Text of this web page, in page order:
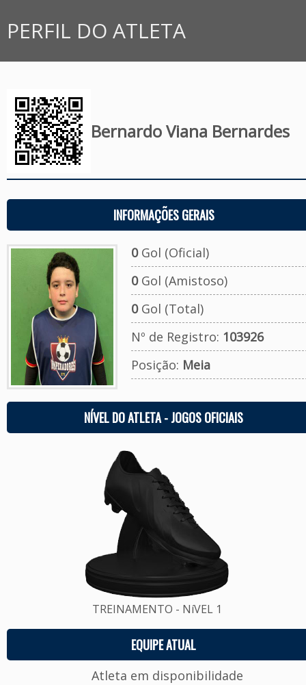
PERFIL DO ATLETA
Bernardo Viana Bernardes
INFORMAÇÕES GERAIS
0Gol (Oficial)
0Gol (Amistoso)
0Gol (Total)
Nº de Registro: 103926
Posição: Meia
NÍVEL DO ATLETA - JOGOS OFICIAIS
TREINAMENTO - NíVEL 1
EQUIPE ATUAL
Atleta em disponibilidade